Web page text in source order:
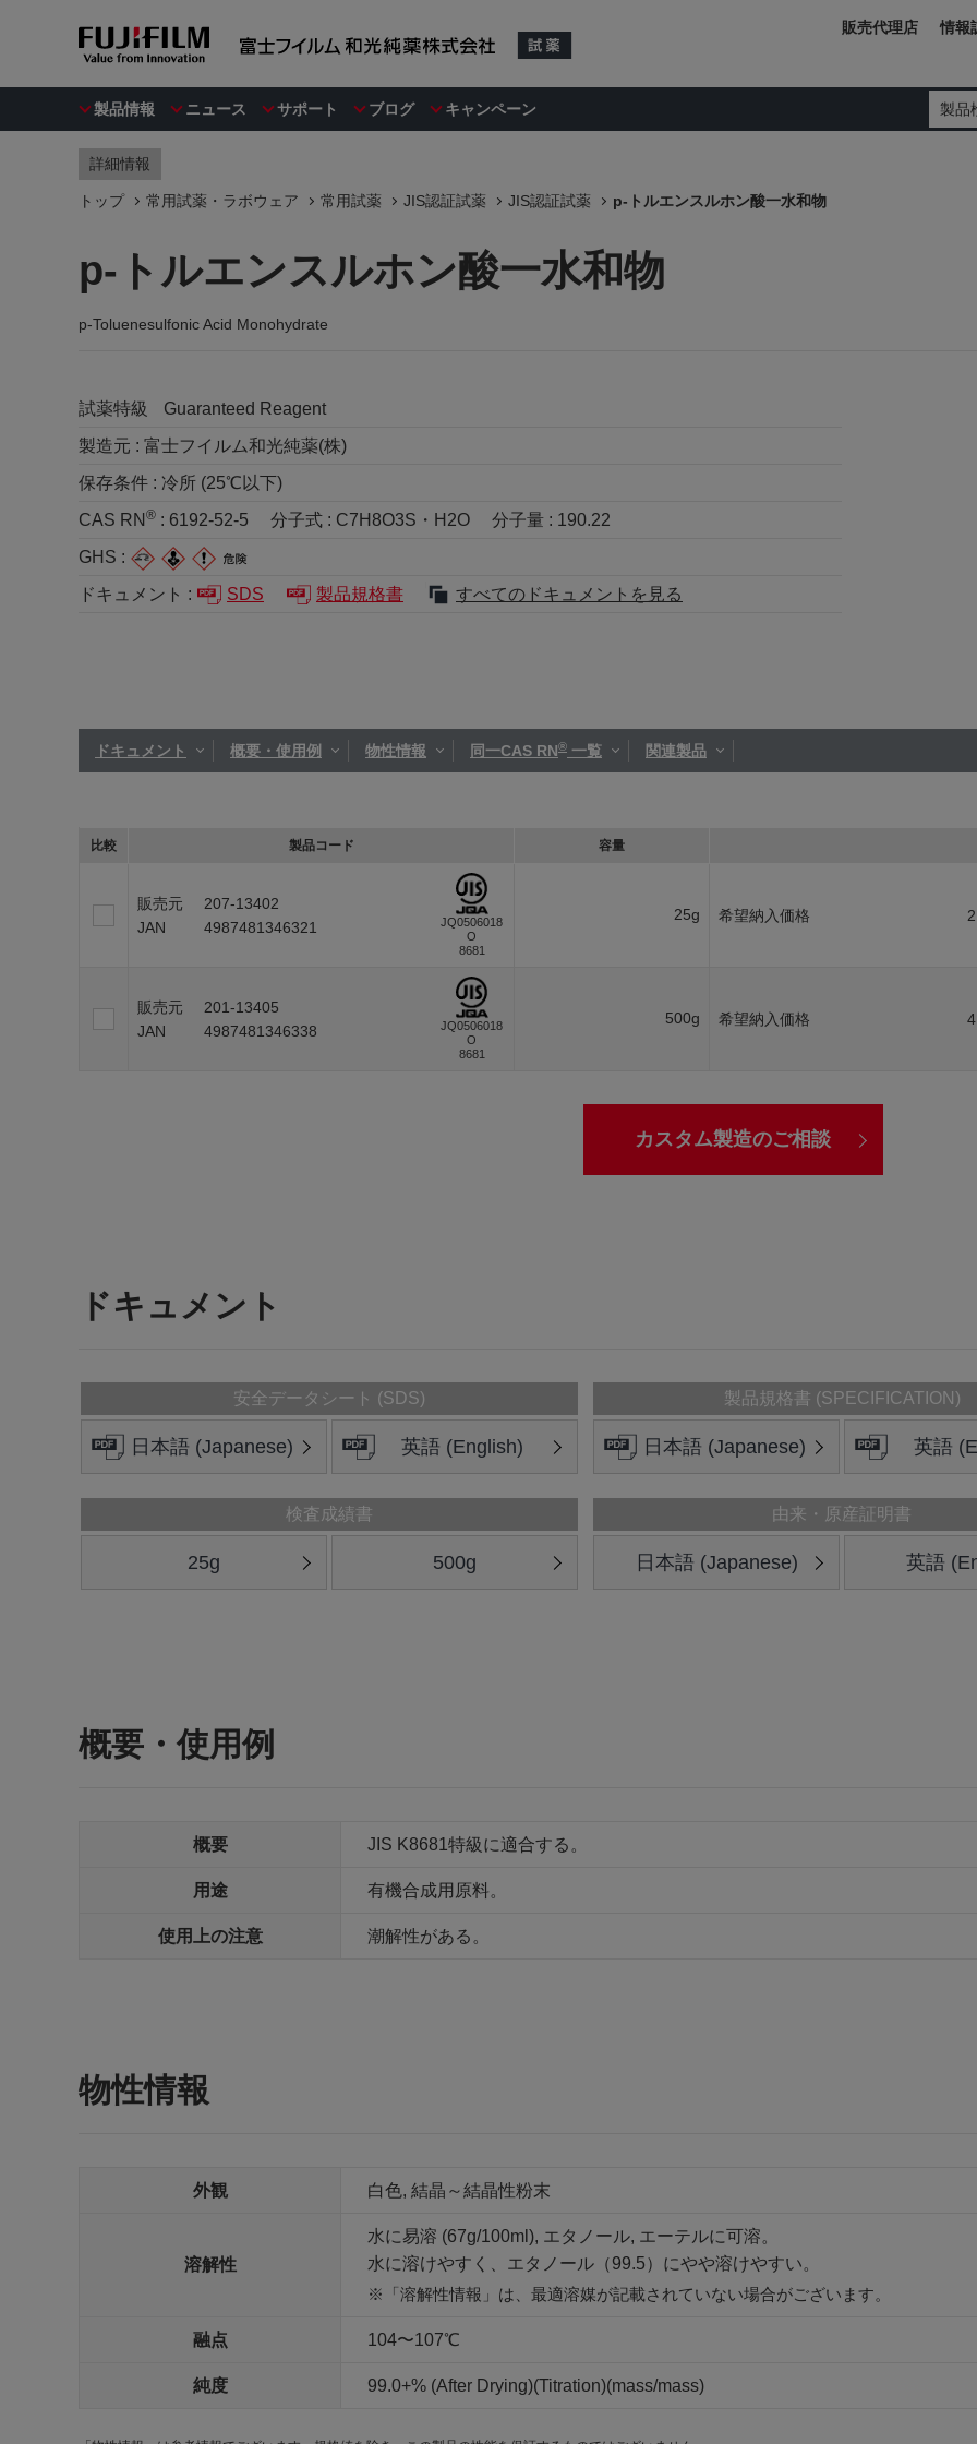
製品情報 ニュース サポート ブログ キャンペーン 製品
販売代理店 情報
詳細情報
トップ 常用試薬・ラボウェア 常用試薬 JIS認証試薬 JIS認証試薬 p-トルエンスルホン酸一水和物
p-トルエンスルホン酸一水和物
p-Toluenesulfonic Acid Monohydrate
試薬特級
Guaranteed Reagent
製造元 : 富士フイルム和光純薬(株)
保存条件 : 冷所 (25℃以下)
CAS RN ® : 6192-52-5 分子式 : C7H8O3S・H2O 分子量 : 190.22
GHS :
ドキュメント :
SDS 製品規格書 すべてのドキュメントを見る
ドキュメント 概要・使用例 物性情報 同一CAS RN® 一覧 関連製品
比較 製品コード 容量
販売元
207-13402
JAN
4987481346321
JQ0506018
O
8681
25g 希望納入価格
販売元
201-13405
JAN
4987481346338
JQ0506018
O
8681
500g 希望納入価格
カスタム製造のご相談
ドキュメント
安全データシート (SDS)
日本語 (Japanese) 英語 (English)
製品規格書 (SPECIFICATION)
日本語 (Japanese) 英語
検査成績書
25g 500g
由来・原産証明書
日本語 (Japanese) 英語
概要・使用例
概要 JIS K8681特級に適合する。
用途 有機合成用原料。
使用上の注意 潮解性がある。
物性情報
外観 白色, 結晶～結晶性粉末
溶解性
水に易溶 (67g/100ml), エタノール, エーテルに可溶。
水に溶けやすく、エタノール（99.5）にやや溶けやすい。
「溶解性情報」は、最適溶媒が記載されていない場合がございます。
融点 104〜107℃
純度 99.0+% (After Drying)(Titration)(mass/mass)